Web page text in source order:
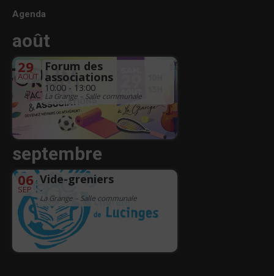
Agenda
août
29
AOÛT
Forum des
associations
10:00 - 13:00
La Grange – Salle communale
septembre
06
SEP
Vide-greniers
-
La Grange – Salle communale